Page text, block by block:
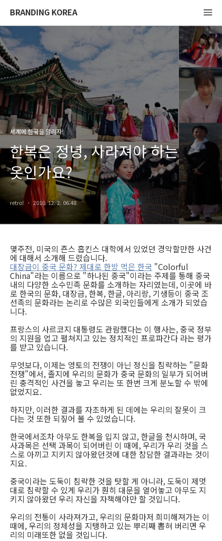
BRANDING KOREA
세계에 한국을 알리자!
한복은 정녕, 사라져야 하는
옷인가요?
retro! 2010. 12. 2. 06:48
몇주전, 미국의 죤스 홉킨스 대학에서 있었던 경악할만한 사건
에 대해서 소개해 드렸습니다.
대장금이 중국 문화? 제대로 한방 먹은 한국 "Colorful
China"라는 이름으로 "하나된 중국"이라는 주제를 통해 중국
내의 다양한 소수민족 문화를 소개하는 자리였는데, 이곳에 바
로 한국의 문화, 대장금, 한복, 한글, 아리랑, 기생등이 중국 조
선족의 문화라는 논리로 수많은 외국인들에게 소개가 되었습
니다.
프랑스의 사르코지 대통령도 관람했다는 이 행사는, 중국 정부
의 지원을 업고 펼쳐지고 있는 정치적인 프로파간다 라는 평가
를 받고 있습니다.
무엇보다, 이제는 영토의 전쟁이 아닌 정신을 침략하는 "문화
전쟁"에서, 졸지에 우리의 문화가 중국 문화의 일부가 되어버
린 충격적인 사건을 놓고 우리는 또 한번 크게 분노할 수 밖에
없었지요.
하지만, 이러한 결과를 자초하게 된 데에는 우리의 잘못이 크
다는 것 또한 되짚어 볼 수 있었습니다.
한국에서조차 아무도 한복을 입지 않고, 한글을 천시하며, 국
사과목은 선택 과목이 되어버린 이 때에, 우리가 우리 것을 스
스로 아끼고 지키지 않아왔던것에 대한 참담한 결과라는 것이
지요.
중국이라는 도둑이 침략한 것을 탓할 게 아니라, 도둑이 제멋
대로 침략할 수 있게 우리가 훤히 대문을 열어놓고 아무도 지
키지 않아왔던 우리 자신을 자책해야만 할 것입니다.
우리의 전통이 사라져가고, 우리의 문화마저 희미해져가는 이
때에, 우리의 정체성을 지탱하고 있는 뿌리째 뽑혀 버리면 우
리의 미래또한 없을 것입니다.